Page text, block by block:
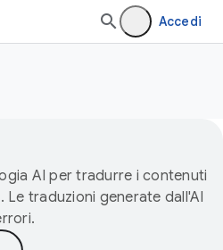
Accedi
AI per tradurre i contenuti
Le traduzioni generate dall'AI